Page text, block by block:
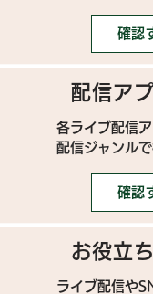
確認
配信ア
各ライブ配信
配信ジャンル
確認
お役立
ライブ配信や